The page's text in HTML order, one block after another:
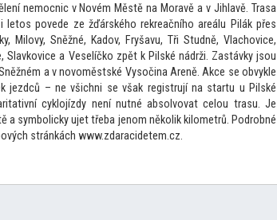
nemocnic v Novém Městě na Moravě a v Jihlavě. Trasa
letos povede ze žďárského rekreačního areálu Pilák přes
Milovy, Sněžné, Kadov, Fryšavu, Tři Studně, Vlachovice,
Slavkovice a Veselíčko zpět k Pilské nádrži. Zastávky jsou
a v novoměstské Vysočina Areně. Akce se obvykle
jezdců – ne všichni se však registrují na startu u Pilské
cyklojízdy není nutné absolvovat celou trasu. Je
a symbolicky ujet třeba jenom několik kilometrů. Podrobné
stránkách www.zdaracidetem.cz.